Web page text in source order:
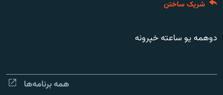
تماس
صفحه پشتو
شریک ساختن
دوهمه یو ساعته خپرونه
همه برنامه‌ها